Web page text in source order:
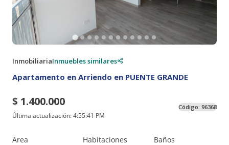
InmobiliariaInmuebles similares
Apartamento en Arriendo en PUENTE GRANDE
$ 1.400.000
Última actualización:4:55:41 PM
Código: 96368
Area Habitaciones Baños